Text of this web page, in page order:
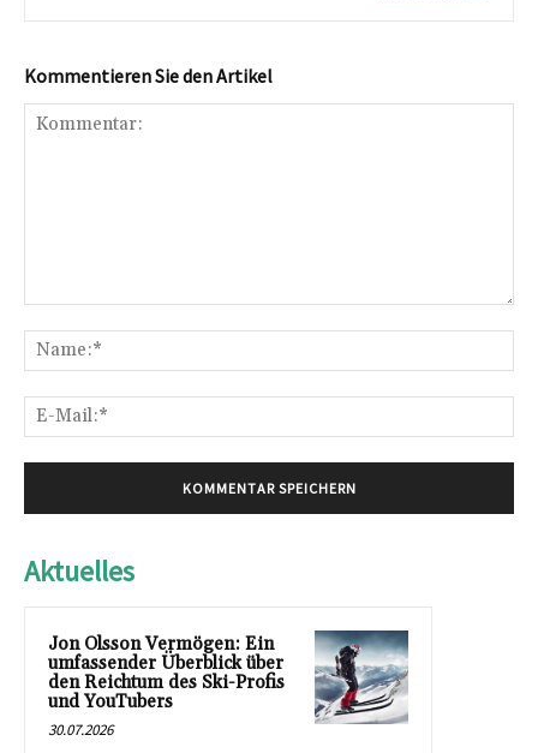
Kommentieren Sie den Artikel
Aktuelles
Jon Olsson Vermögen: Ein
umfassender Überblick über
den Reichtum des Ski-Profis
und YouTubers
30.07.2026